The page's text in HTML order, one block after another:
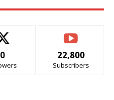
0 22,800
Subscribers